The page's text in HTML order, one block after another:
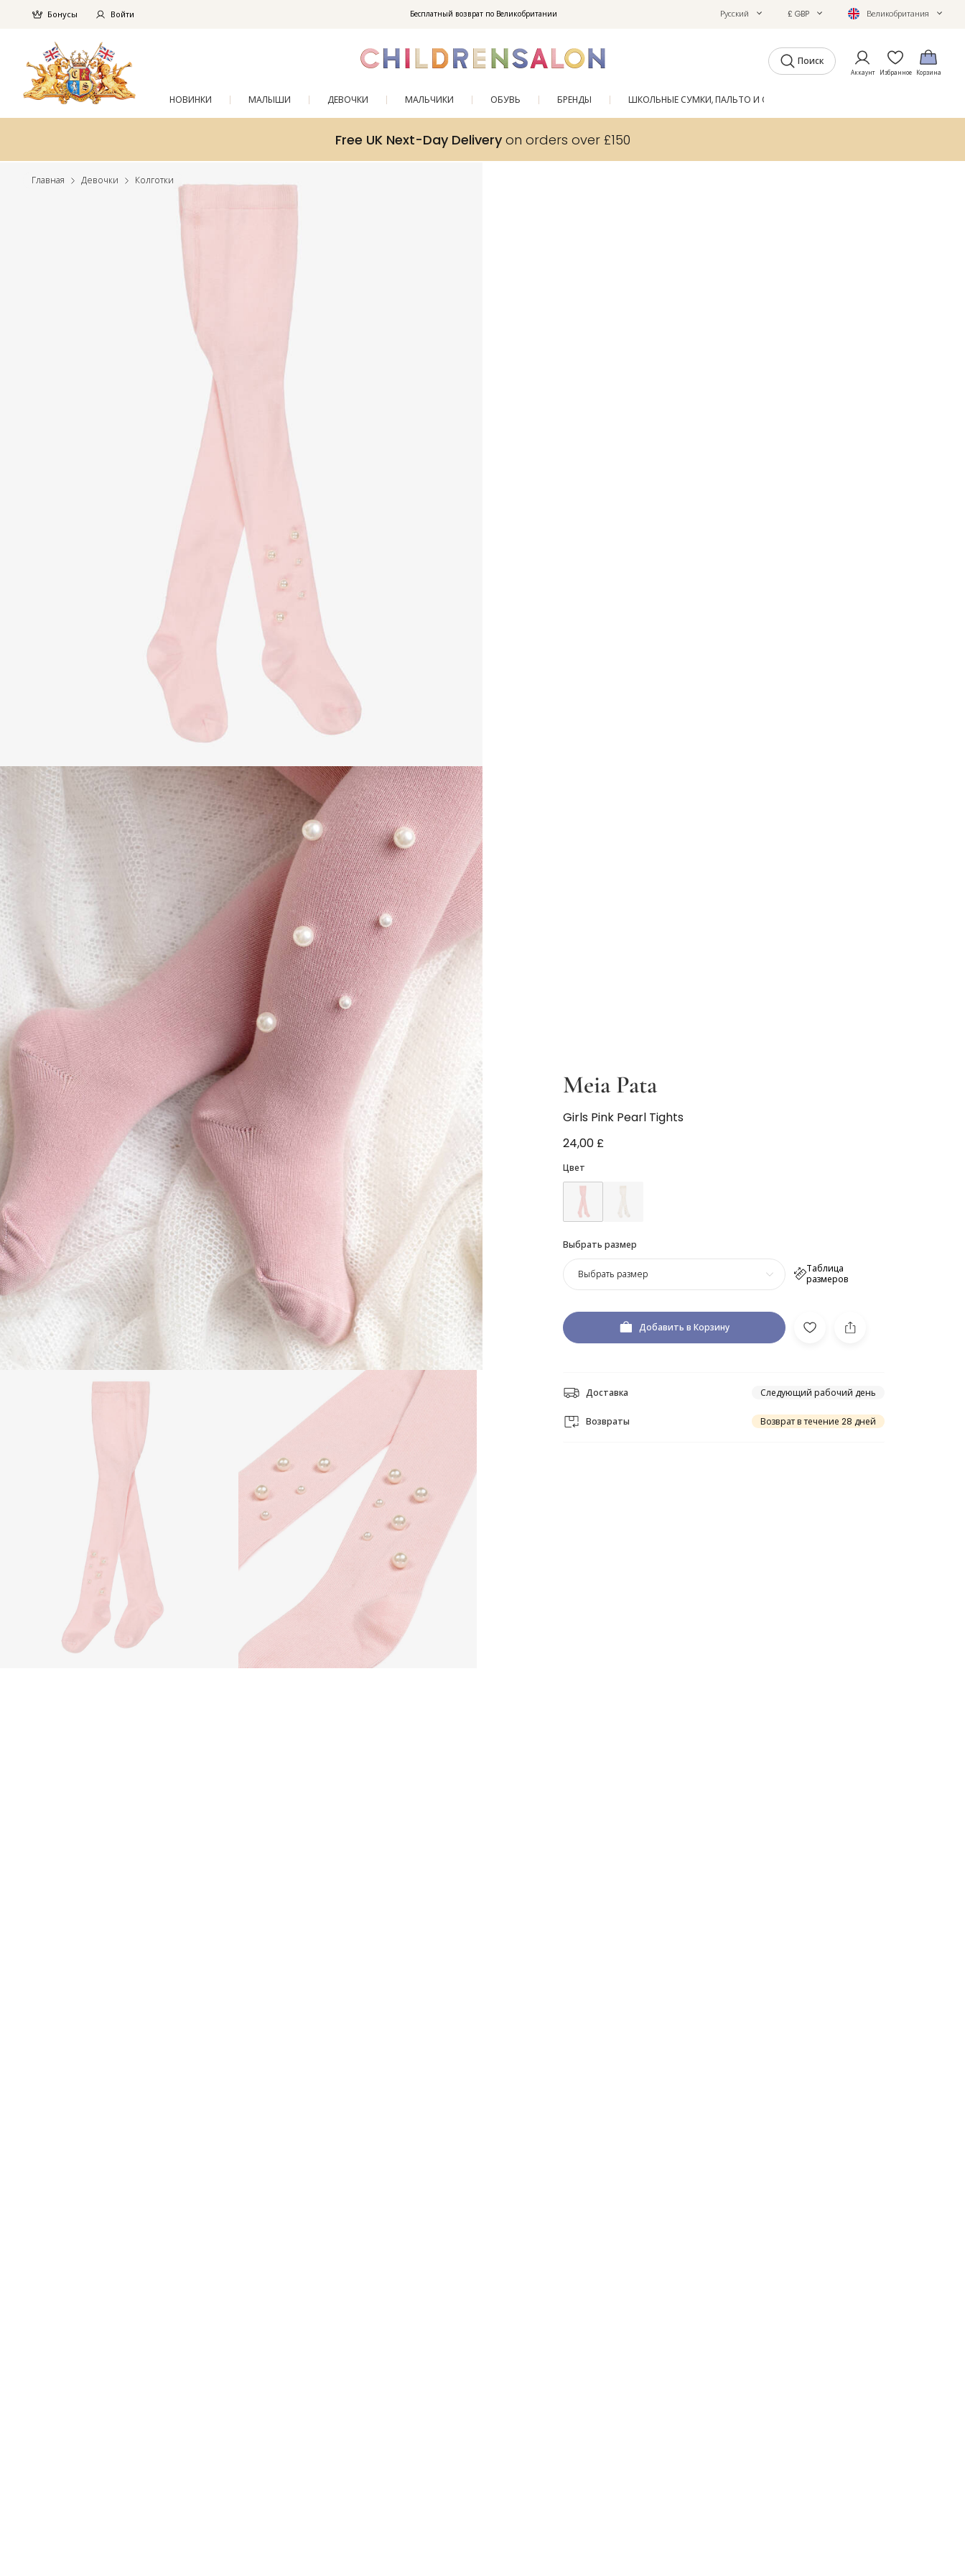
Enjoy 10% off your first order as a little welcome gift. Sign up here.
Бесплатный возврат по Великобритании
Бонусы Войти Русский £ GBP Великобритания
Поиск
Аккаунт Избранное Корзина
НОВИНКИ МАЛЫШИ ДЕВОЧКИ МАЛЬЧИКИ ОБУВЬ БРЕНДЫ ШКОЛЬНЫЕ СУМКИ, ПАЛЬТО И ОБУВЬ
Free UK Next-Day Deliveryon orders over £150
Главная Девочки Колготки
Meia Pata
Girls Pink Pearl Tights
24,00 £
Цвет
Выбрать размер
Таблица
размеров
Выбрать размер
Добавить в Корзину
Доставка Следующий рабочий день
Возвраты Возврат в течение 28 дней